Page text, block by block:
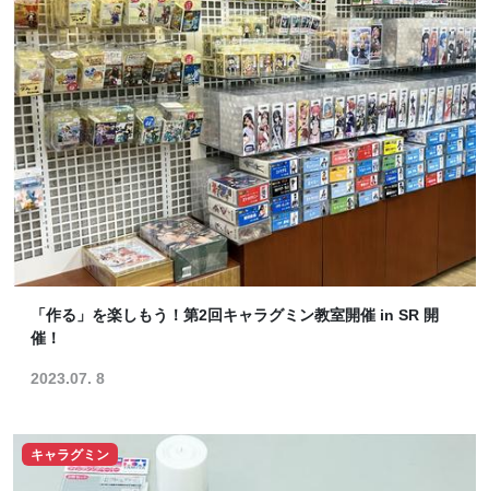
「作る」を楽しもう！第2回キャラグミン教室開催 in SR 開
催！
2023.07. 8
キャラグミン